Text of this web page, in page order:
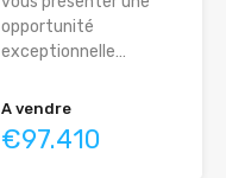
opportunité
exceptionnelle…
A vendre
€97.410